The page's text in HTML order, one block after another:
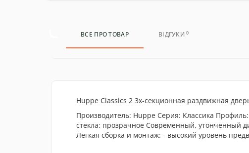
ВСЕ ПРО ТОВАР ВІДГУКИ0
Huppe Classics 2 3х-секционная раздвижная
Производитель: Huppe Серия: Классика
стекла: прозрачное Современный, утонченный
Легкая сборка и монтаж: - высокий уровень